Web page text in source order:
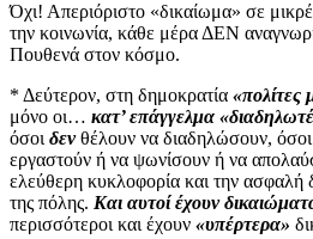
Όχι! Απεριόριστο «δικαίωμα» σε
την κοινωνία, κάθε μέρα ΔΕΝ
Πουθενά στον κόσμο.
* Δεύτερον, στη δημοκρατία «πολίτες
μόνο οι… κατ’ επάγγελμα
όσοι δενθέλουν να διαδηλώσουν,
εργαστούν ή να ψωνίσουν ή να
ελεύθερη κυκλοφορία και την ασφαλή
της πόλης. Και αυτοί έχουν
περισσότεροι και έχουν «υπέρτερα»